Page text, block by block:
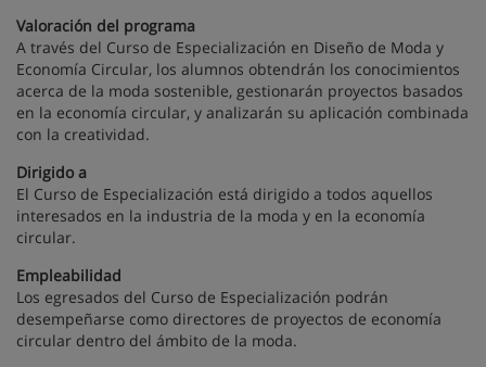
Valoración del programa
A través del Curso de Especialización en Diseño de Moda y
Economía Circular, los alumnos obtendrán los conocimientos
acerca de la moda sostenible, gestionarán proyectos basados
en la economía circular, y analizarán su aplicación combinada
con la creatividad.
Dirigido a
El Curso de Especialización está dirigido a todos aquellos
interesados en la industria de la moda y en la economía
circular.
Empleabilidad
Los egresados del Curso de Especialización podrán
desempeñarse como directores de proyectos de economía
circular dentro del ámbito de la moda.